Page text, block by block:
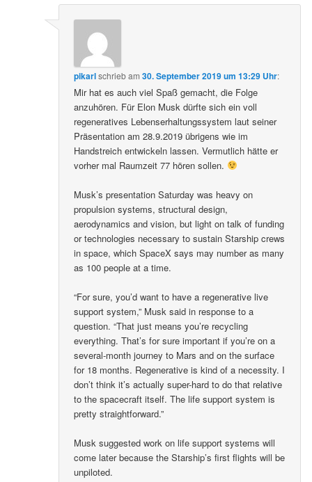
pikarlschriebam30. September 2019 um 13:29 Uhr:
Mir hat es auch viel Spaß gemacht, die Folge
anzuhören. Für Elon Musk dürfte sich ein voll
regeneratives Lebenserhaltungssystem laut seiner
Präsentation am 28.9.2019 übrigens wie im
Handstreich entwickeln lassen. Vermutlich hätte er
vorher mal Raumzeit 77 hören sollen.
Musk’s presentation Saturday was heavy on
propulsion systems, structural design,
aerodynamics and vision, but light on talk of funding
or technologies necessary to sustain Starship crews
in space, which SpaceX says may number as many
as 100 people at a time.
“For sure, you’d want to have a regenerative live
support system,” Musk said in response to a
question. “That just means you’re recycling
everything. That’s for sure important if you’re on a
several-month journey to Mars and on the surface
for 18 months. Regenerative is kind of a necessity. I
don’t think it’s actually super-hard to do that relative
to the spacecraft itself. The life support system is
pretty straightforward.”
Musk suggested work on life support systems will
come later because the Starship’s first flights will be
unpiloted.